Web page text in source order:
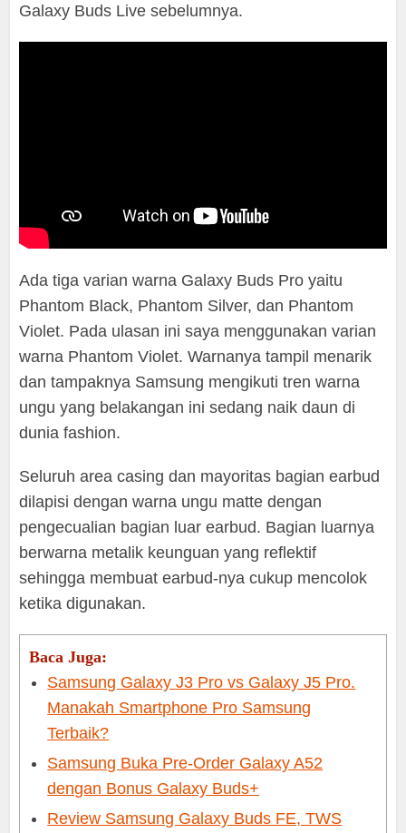
Galaxy Buds Live sebelumnya.
Ada tiga varian warna Galaxy Buds Pro yaitu
Phantom Black, Phantom Silver, dan Phantom
Violet. Pada ulasan ini saya menggunakan varian
warna Phantom Violet. Warnanya tampil menarik
dan tampaknya Samsung mengikuti tren warna
ungu yang belakangan ini sedang naik daun di
dunia fashion.
Seluruh area casing dan mayoritas bagian earbud
dilapisi dengan warna ungu matte dengan
pengecualian bagian luar earbud. Bagian luarnya
berwarna metalik keunguan yang reflektif
sehingga membuat earbud-nya cukup mencolok
ketika digunakan.
Baca Juga:
Samsung Galaxy J3 Pro vs Galaxy J5 Pro.
Manakah Smartphone Pro Samsung
Terbaik?
Samsung Buka Pre-Order Galaxy A52
dengan Bonus Galaxy Buds+
Review Samsung Galaxy Buds FE, TWS